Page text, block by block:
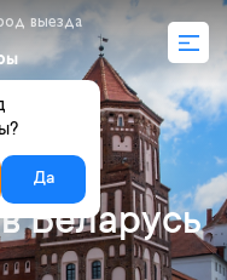
выезда
Да
Беларусь